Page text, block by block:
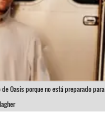
Oasis porque no está preparado para